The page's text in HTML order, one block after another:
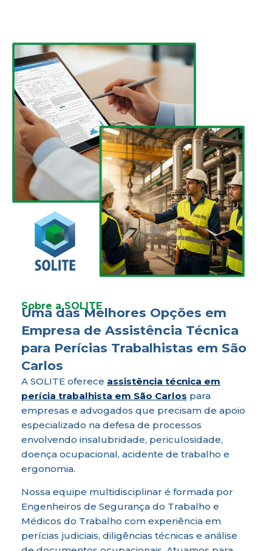
Sobre a SOLITE
Uma das Melhores Opções em
Empresa de Assistência Técnica
para Perícias Trabalhistas em São
Carlos
A SOLITE oferece assistência técnica em
perícia trabalhista em São Carlos para
empresas e advogados que precisam de apoio
especializado na defesa de processos
envolvendo insalubridade, periculosidade,
doença ocupacional, acidente de trabalho e
ergonomia.
Nossa equipe multidisciplinar é formada por
Engenheiros de Segurança do Trabalho e
Médicos do Trabalho com experiência em
perícias judiciais, diligências técnicas e análise